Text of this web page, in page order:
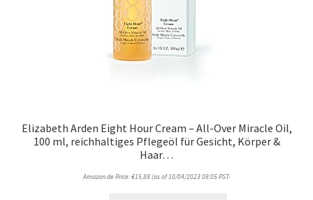
Elizabeth Arden Eight Hour Cream – All-Over Miracle Oil,
100 ml, reichhaltiges Pflegeöl für Gesicht, Körper &
Haar…
Amazon.de Price:€15,88(as of 10/04/2023 08:05 PST-